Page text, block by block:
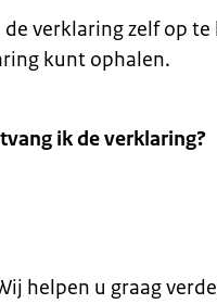
de verklaring zelf op
kunt ophalen.
ik de verklaring?
helpen u graag